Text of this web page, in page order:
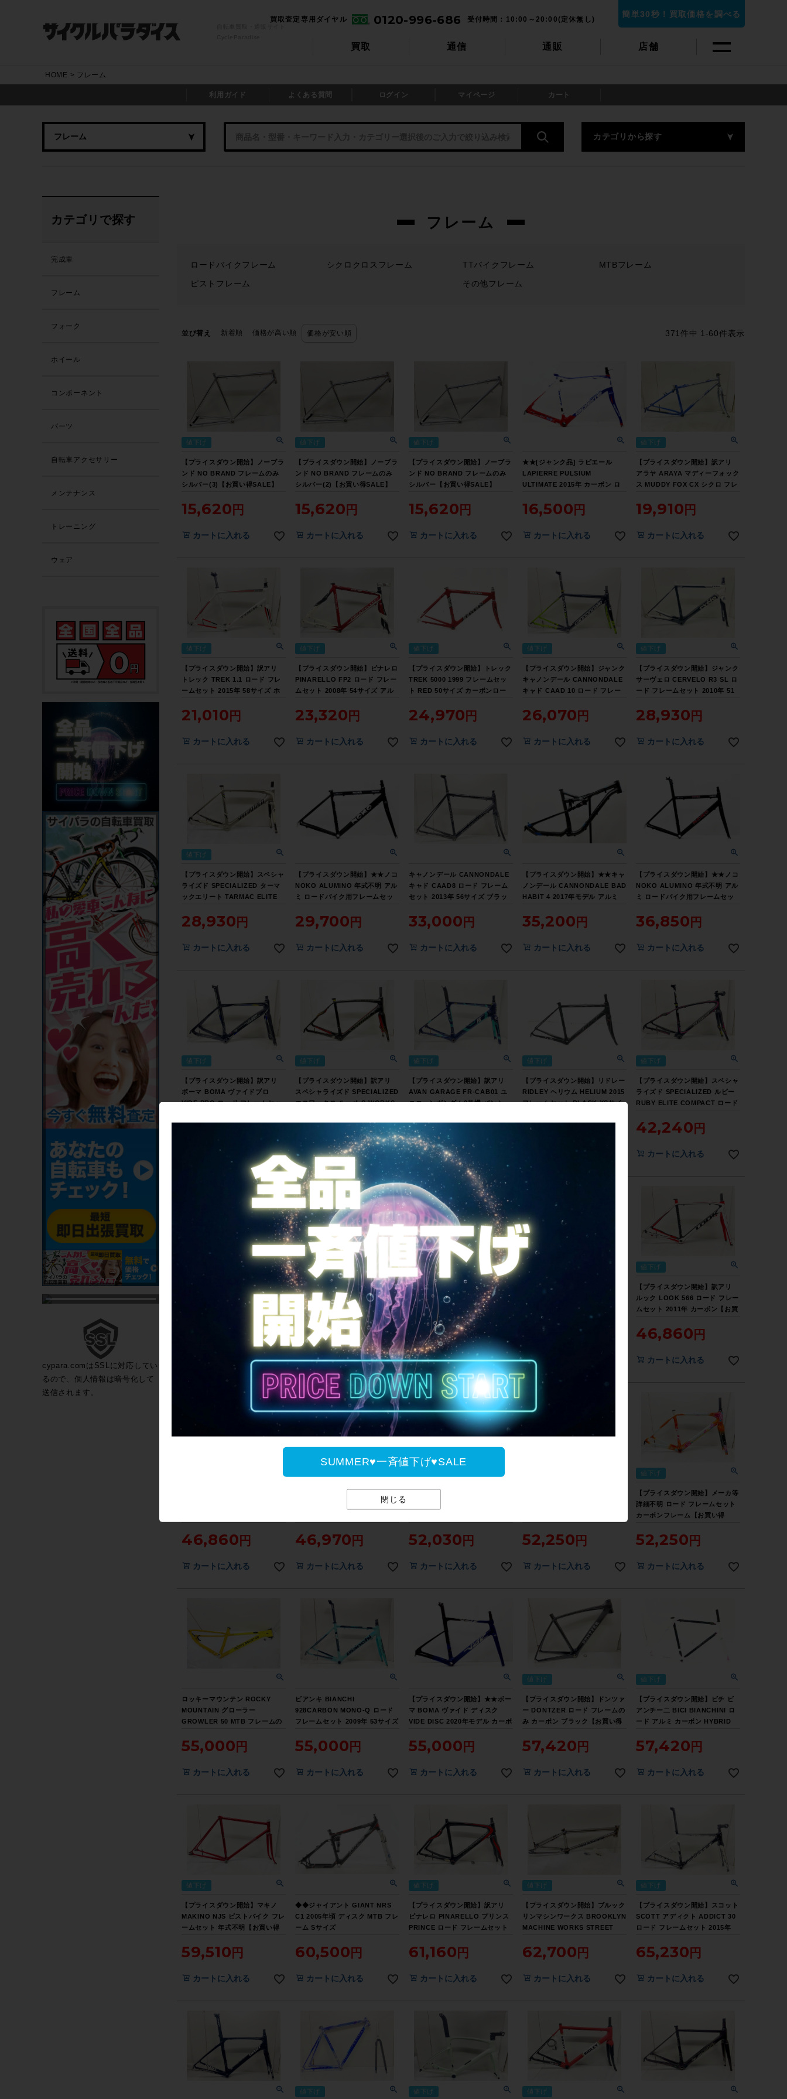
買取 通信 通販 店舗
買取査定専用ダイヤル 0120-996-686 受付時間：10:00～20:00(定休無し)
簡単30秒！買取価格を調べる
SUMMER♥一斉値下げ♥SALE
閉じる
HOME フレーム
利用ガイド よくある質問 ログイン マイページ カート
カテゴリから探す
フレーム
ロードバイクフレーム シクロクロスフレーム TTバイクフレーム
MTBフレーム
ピストフレーム
その他フレーム
並び替え 新着順 価格が高い順 価格が安い順 371 件中 1 -60件表示
値下げ
【プライスダウン開始】ノーブラ
ンド NO BRAND フレームのみ
シルバー(3)【お買い得SALE】
15,620
カートに入れる
値下げ
【プライスダウン開始】ノーブラ
ンド NO BRAND フレームのみ
シルバー(2)【お買い得SALE】
15,620
カートに入れる
値下げ
【プライスダウン開始】ノーブラ
ンド NO BRAND フレームのみ
シルバー【お買い得SALE】
15,620
カートに入れる
★★[ジャンク品] ラピエール
LAPIERRE PULSIUM
ULTIMATE 2015年 カーボン ロ
サイズ ホワイト（サイクルパラ
ダイス山口より配送)
16,500
カートに入れる
値下げ
【プライスダウン開始】訳アリ
アラヤ ARAYA マディーフォック
ス MUDDY FOX CX シクロ フレ
ブルー【お買い得SALE】
19,910
カートに入れる
値下げ
【プライスダウン開始】訳アリ
トレック TREK 1.1 ロード フレ
ームセット 2015年 58サイズ ホ
21,010
カートに入れる
値下げ
【プライスダウン開始】ピナレロ
PINARELLO FP2 ロード フレー
ムセット 2008年 54サイズ アル
SALE】
23,320
カートに入れる
値下げ
【プライスダウン開始】トレック
TREK 5000 1999 フレームセッ
ト RED 50サイズ カーボンロー
24,970
カートに入れる
値下げ
【プライスダウン開始】ジャンク
キャノンデール CANNONDALE
キャド CAAD 10 ロード フレー
ック/グリーン【お買い得SALE】
26,070
カートに入れる
値下げ
【プライスダウン開始】ジャンク
サーヴェロ CERVELO R3 SL ロ
ード フレームセット 2010年 51
ト【お買い得SALE】
28,930
カートに入れる
値下げ
【プライスダウン開始】スペシャ
ライズド SPECIALIZED ターマ
ックエリート TARMAC ELITE
52サイズ カーボン シルバー【お
買い得SALE】
28,930
カートに入れる
【プライスダウン開始】★★ノコ
NOKO ALUMINO 年式不明 アル
ミ ロードバイク用フレームセッ
ック （サイクルパラダイス山口
より配送)【お買い得SALE】
29,700
カートに入れる
キャノンデール CANNONDALE
キャド CAAD8 ロード フレーム
セット 2013年 56サイズ ブラッ
33,000
カートに入れる
【プライスダウン開始】★★キャ
ノンデール CANNONDALE BAD
HABIT 4 2017年モデル アルミ
ム Lサイズ （サイクルパラダイ
ス山口より配送)【お買い得
35,200
カートに入れる
【プライスダウン開始】★★ノコ
NOKO ALUMINO 年式不明 アル
ミ ロードバイク用フレームセッ
ック （サイクルパラダイス山口
より配送)【お買い得SALE】
36,850
カートに入れる
値下げ
【プライスダウン開始】訳アリ
ボーマ BOMA ヴァイドプロ
VIDE PRO ロード フレームセッ
ラック【お買い得SALE】
39,820
カートに入れる
値下げ
【プライスダウン開始】訳アリ
スペシャライズド SPECIALIZED
エスワークス ルーベ S-WORKS
2013年 54サイズ カーボン ブラ
ック【お買い得SALE】
40,040
カートに入れる
値下げ
【プライスダウン開始】訳アリ
AVAN GARAGE FR-CAB01 ユ
ニコーンガンダム2号機 バンシ
ト 2018年 500サイズ(M) カーボ
ン 【お買い得SALE】
41,800
カートに入れる
値下げ
【プライスダウン開始】リドレー
RIDLEY ヘリウム HELIUM 2015
フレームセット BLACK XSサイ
41,800
値下げ
【プライスダウン開始】スペシャ
ライズド SPECIALIZED ルビー
RUBY ELITE COMPACT ロード
カーボン ブラック/ピンク【お買
い得SALE】
42,240
カートに入れる
PINARELLO FP QUATTRO
2011年モデル カーボン ロードバ
WH×BK（サイクルパラダイス山
44,000
【プライスダウン開始】★★クオ
ータ KUOTA クノ K-UNO 2010
年モデル カーボン ロードバイク
用フレームセット XSサイズ ブラ
ック（サイクルパラダイス山口よ
り配送)【お買い得SALE】
44,000
カートに入れる
【プライスダウン開始】★★ボー
マ BOMA ラソア RASOR カーボ
ン ロードバイク用フレームセッ
ト 480サイズ ブラック（サイク
ルパラダイス山口より配送)【お
買い得SALE】
44,000
カートに入れる
【プライスダウン開始】未使用品
BROOKLYN MACHINE WORKS
STREET BMX 20.8 フレームの
み ED BLACK【お買い得
46,420
カートに入れる
値下げ
【プライスダウン開始】訳アリ
ルック LOOK 566 ロード フレー
ムセット 2011年 カーボン【お買
46,860
カートに入れる
ームセット クロモリ レッド【お
買い得SALE】
46,860
カートに入れる
ケルビム CHERUBIM ロード フ
46,970
カートに入れる
SALE】
52,030
カートに入れる
52,250
カートに入れる
値下げ
【プライスダウン開始】メーカ等
詳細不明 ロード フレームセット
カーボンフレーム【お買い得
52,250
カートに入れる
ロッキーマウンテン ROCKY
MOUNTAIN グローラー
GROWLER 50 MTB フレームの
55,000
カートに入れる
ビアンキ BIANCHI
928CARBON MONO-Q ロード
フレームセット 2009年 53サイズ
55,000
カートに入れる
【プライスダウン開始】★★ボー
マ BOMA ヴァイド ディスク
VIDE DISC 2020年モデル カーボ
イズ（サイクルパラダイス山口よ
り配送)【お買い得SALE】
55,000
カートに入れる
値下げ
【プライスダウン開始】ドンツァ
ー DONTZER ロード フレームの
み カーボン ブラック【お買い得
57,420
カートに入れる
値下げ
【プライスダウン開始】ビチ ビ
アンチー二 BICI BIANCHINI ロ
ード アルミ カーボン HYBRID
NAVY/WHITE 56サイズ【お買い
得SALE】
57,420
カートに入れる
値下げ
【プライスダウン開始】マキノ
MAKINO NJS ピストバイク フレ
ームセット 年式不明【お買い得
59,510
カートに入れる
◆◆ジャイアント GIANT NRS
C1 2005年頃 ディスク MTB フレ
ーム Sサイズ
イス大阪より配送）
60,500
カートに入れる
値下げ
【プライスダウン開始】訳アリ
ピナレロ PINARELLO プリンス
PRINCE ロード フレームセット
ラック【お買い得SALE】
61,160
カートに入れる
値下げ
【プライスダウン開始】ブルック
リンマシンワークス BROOKLYN
MACHINE WORKS STREET
BLACK【お買い得SALE】
62,700
カートに入れる
値下げ
【プライスダウン開始】スコット
SCOTT アディクト ADDICT 30
ロード フレームセット 2015年
ト【お買い得SALE】
65,230
カートに入れる
値下げ 値下げ 値下げ
カテゴリで探す
完成車
フレーム
フォーク
ホイール
コンポーネント
パーツ
自転車アクセサリー
メンテナンス
トレーニング
ウェア
cypara.comはSSLに対応してい
るので、個人情報は暗号化して
送信されます。